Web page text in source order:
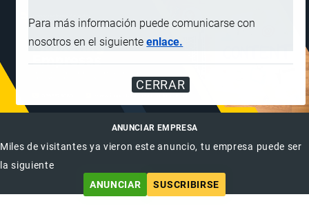
Para más información puede comunicarse con
nosotros en el siguienteenlace.
CERRAR
ANUNCIAR EMPRESA
Miles de visitantes ya vieron este anuncio, tu empresa puede ser
la siguiente
ANUNCIAR
SUSCRIBIRSE